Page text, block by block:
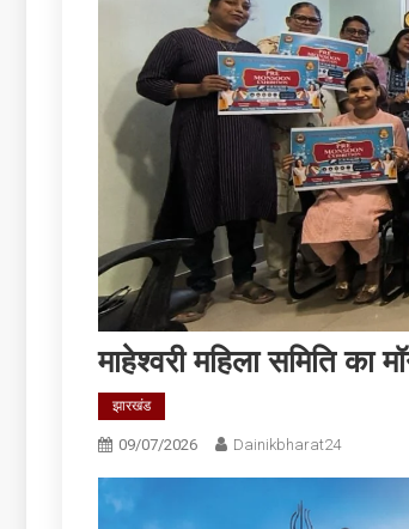
माहेश्वरी महिला समिति
झारखंड
09/07/2026 Dainikbharat24